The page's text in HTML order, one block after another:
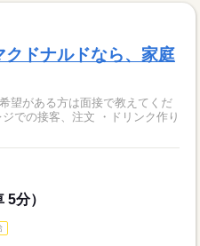
ドナルドなら、家庭
望がある方は面接で教えてくだ
分）